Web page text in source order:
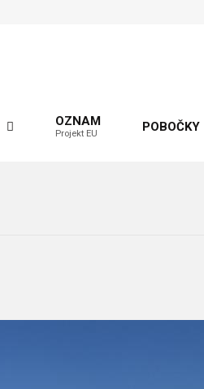
OZNAM
Projekt EU POBOČKY